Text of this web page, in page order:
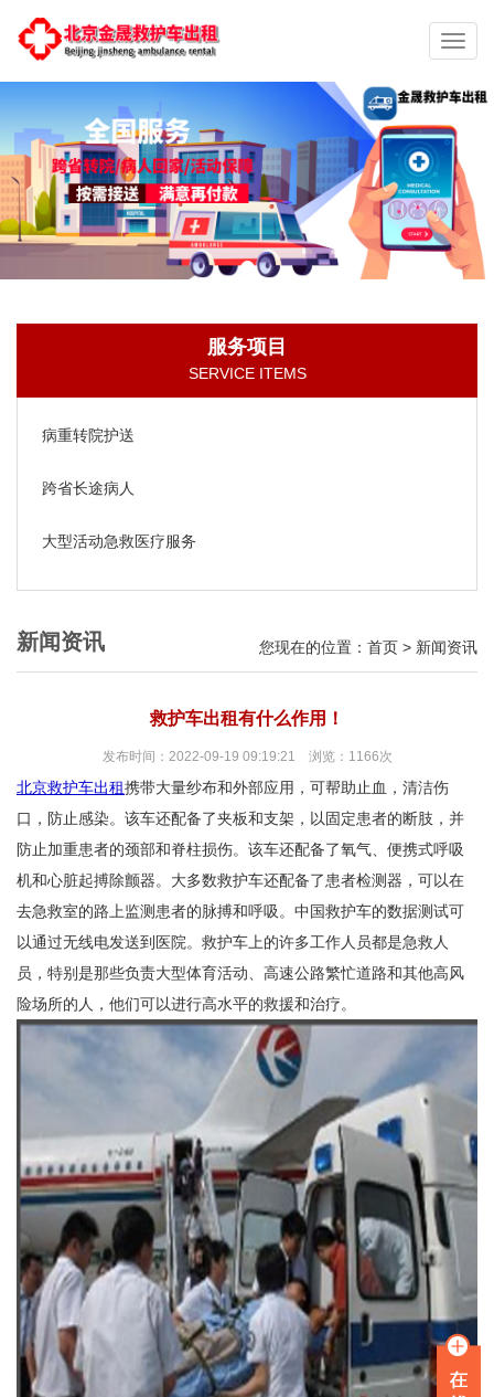
切
换
导
航
服务项目
SERVICE ITEMS
病重转院护送
跨省长途病人
大型活动急救医疗服务
新闻资讯 您现在的位置： 首页 > 新闻资讯
救护车出租有什么作用！
发布时间：2022-09-19 09:19:21 浏览：1166次
北京救护车出租携带大量纱布和外部应用，可帮助止血，清洁伤
口，防止感染。该车还配备了夹板和支架，以固定患者的断肢，并
防止加重患者的颈部和脊柱损伤。该车还配备了氧气、便携式呼吸
机和心脏起搏除颤器。大多数救护车还配备了患者检测器，可以在
去急救室的路上监测患者的脉搏和呼吸。中国救护车的数据测试可
以通过无线电发送到医院。救护车上的许多工作人员都是急救人
员，特别是那些负责大型体育活动、高速公路繁忙道路和其他高风
险场所的人，他们可以进行高水平的救援和治疗。